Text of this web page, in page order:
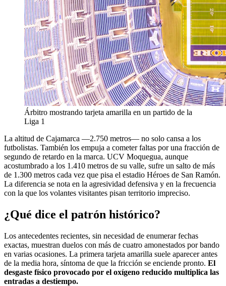
Árbitro mostrando tarjeta amarilla en un partido de la
Liga 1
La altitud de Cajamarca —2.750 metros— no solo cansa a los
futbolistas. También los empuja a cometer faltas por una fracción de
segundo de retardo en la marca. UCV Moquegua, aunque
acostumbrado a los 1.410 metros de su valle, sufre un salto de más
de 1.300 metros cada vez que pisa el estadio Héroes de San Ramón.
La diferencia se nota en la agresividad defensiva y en la frecuencia
con la que los volantes visitantes pisan territorio impreciso.
¿Qué dice el patrón histórico?
Los antecedentes recientes, sin necesidad de enumerar fechas
exactas, muestran duelos con más de cuatro amonestados por bando
en varias ocasiones. La primera tarjeta amarilla suele aparecer antes
de la media hora, síntoma de que la fricción se enciende pronto. El
desgaste físico provocado por el oxígeno reducido multiplica las
entradas a destiempo.